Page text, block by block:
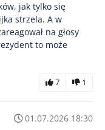
jak tylko się
strzela. A w
na głosy
to może
7 1
01.07.2026 18:30